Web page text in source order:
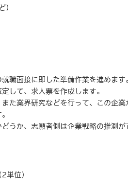
）
面接に即した準備作業を進めます
して、求人票を作成します。
た業界研究などを行って、この企業
うか、志願者側は企業戦略の推測が
単位）